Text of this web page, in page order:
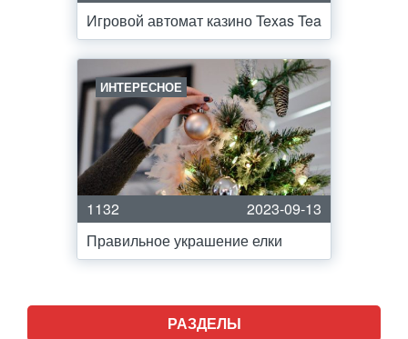
Игровой автомат казино Texas Tea
ИНТЕРЕСНОЕ
1132
2023-09-13
Правильное украшение елки
РАЗДЕЛЫ